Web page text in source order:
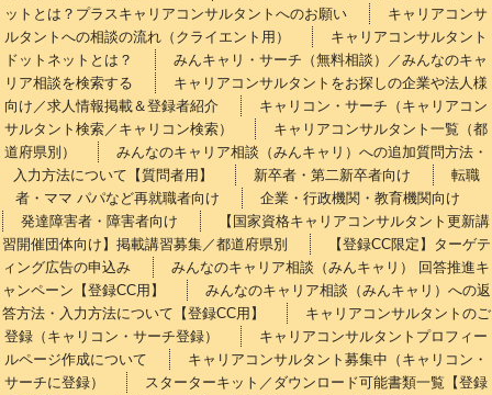
ットとは？プラスキャリアコンサルタントへのお願い
キャリアコンサ
ルタントへの相談の流れ（クライエント用）
キャリアコンサルタント
ドットネットとは？
みんキャリ・サーチ（無料相談）／みんなのキャ
リア相談を検索する
キャリアコンサルタントをお探しの企業や法人様
向け／求人情報掲載＆登録者紹介
キャリコン・サーチ（キャリアコン
サルタント検索／キャリコン検索）
キャリアコンサルタント一覧（都
道府県別）
みんなのキャリア相談（みんキャリ）への追加質問方法・
入力方法について【質問者用】
新卒者・第二新卒者向け
転職
者・ママ パパなど再就職者向け
企業・行政機関・教育機関向け
発達障害者・障害者向け
【国家資格キャリアコンサルタント更新講
習開催団体向け】掲載講習募集／都道府県別
【登録CC限定】ターゲテ
ィング広告の申込み
みんなのキャリア相談（みんキャリ） 回答推進キ
ャンペーン【登録CC用】
みんなのキャリア相談（みんキャリ）への返
答方法・入力方法について【登録CC用】
キャリアコンサルタントのご
登録（キャリコン・サーチ登録）
キャリアコンサルタントプロフィー
ルページ作成について
キャリアコンサルタント募集中（キャリコン・
サーチに登録）
スターターキット／ダウンロード可能書類一覧【登録